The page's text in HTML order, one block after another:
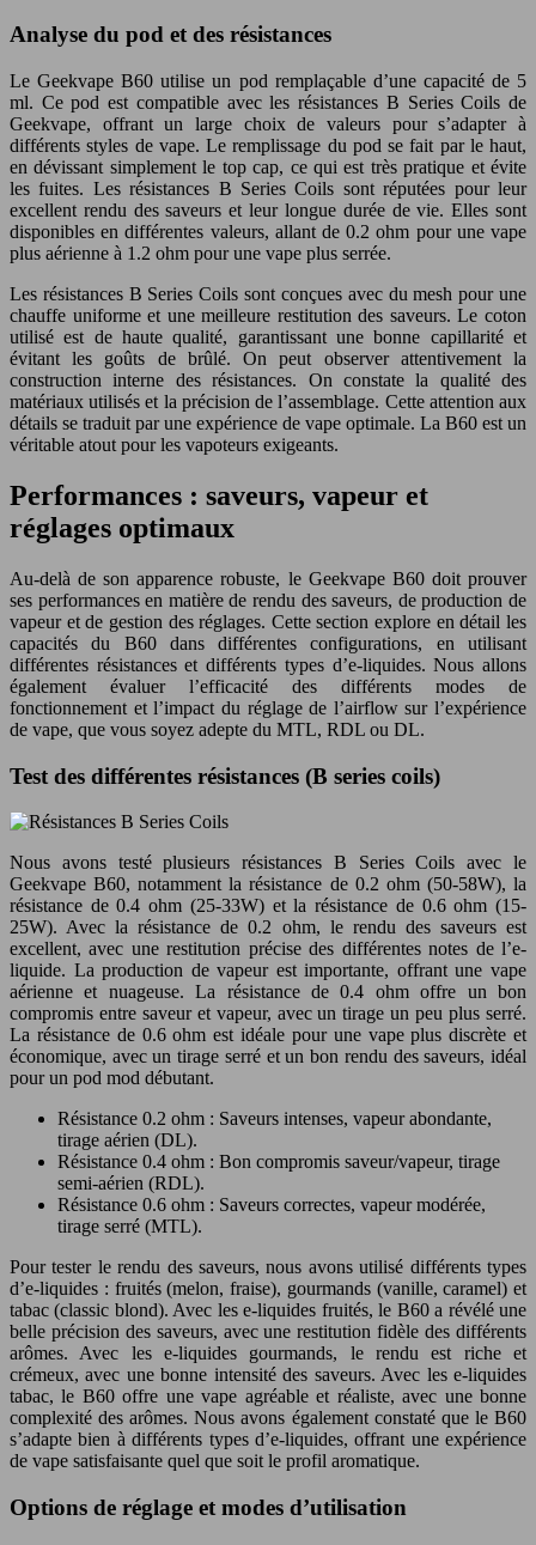
Analyse du pod et des résistances
Le Geekvape B60 utilise un pod remplaçable d’une capacité de 5
ml. Ce pod est compatible avec les résistances B Series Coils de
Geekvape, offrant un large choix de valeurs pour s’adapter à
différents styles de vape. Le remplissage du pod se fait par le haut,
en dévissant simplement le top cap, ce qui est très pratique et évite
les fuites. Les résistances B Series Coils sont réputées pour leur
excellent rendu des saveurs et leur longue durée de vie. Elles sont
disponibles en différentes valeurs, allant de 0.2 ohm pour une vape
plus aérienne à 1.2 ohm pour une vape plus serrée.
Les résistances B Series Coils sont conçues avec du mesh pour une
chauffe uniforme et une meilleure restitution des saveurs. Le coton
utilisé est de haute qualité, garantissant une bonne capillarité et
évitant les goûts de brûlé. On peut observer attentivement la
construction interne des résistances. On constate la qualité des
matériaux utilisés et la précision de l’assemblage. Cette attention aux
détails se traduit par une expérience de vape optimale. La B60 est un
véritable atout pour les vapoteurs exigeants.
Performances : saveurs, vapeur et
réglages optimaux
Au-delà de son apparence robuste, le Geekvape B60 doit prouver
ses performances en matière de rendu des saveurs, de production de
vapeur et de gestion des réglages. Cette section explore en détail les
capacités du B60 dans différentes configurations, en utilisant
différentes résistances et différents types d’e-liquides. Nous allons
également évaluer l’efficacité des différents modes de
fonctionnement et l’impact du réglage de l’airflow sur l’expérience
de vape, que vous soyez adepte du MTL, RDL ou DL.
Test des différentes résistances (B series coils)
Nous avons testé plusieurs résistances B Series Coils avec le
Geekvape B60, notamment la résistance de 0.2 ohm (50-58W), la
résistance de 0.4 ohm (25-33W) et la résistance de 0.6 ohm (15-
25W). Avec la résistance de 0.2 ohm, le rendu des saveurs est
excellent, avec une restitution précise des différentes notes de l’e-
liquide. La production de vapeur est importante, offrant une vape
aérienne et nuageuse. La résistance de 0.4 ohm offre un bon
compromis entre saveur et vapeur, avec un tirage un peu plus serré.
La résistance de 0.6 ohm est idéale pour une vape plus discrète et
économique, avec un tirage serré et un bon rendu des saveurs, idéal
pour un pod mod débutant.
Résistance 0.2 ohm : Saveurs intenses, vapeur abondante,
tirage aérien (DL).
Résistance 0.4 ohm : Bon compromis saveur/vapeur, tirage
semi-aérien (RDL).
Résistance 0.6 ohm : Saveurs correctes, vapeur modérée,
tirage serré (MTL).
Pour tester le rendu des saveurs, nous avons utilisé différents types
d’e-liquides : fruités (melon, fraise), gourmands (vanille, caramel) et
tabac (classic blond). Avec les e-liquides fruités, le B60 a révélé une
belle précision des saveurs, avec une restitution fidèle des différents
arômes. Avec les e-liquides gourmands, le rendu est riche et
crémeux, avec une bonne intensité des saveurs. Avec les e-liquides
tabac, le B60 offre une vape agréable et réaliste, avec une bonne
complexité des arômes. Nous avons également constaté que le B60
s’adapte bien à différents types d’e-liquides, offrant une expérience
de vape satisfaisante quel que soit le profil aromatique.
Options de réglage et modes d’utilisation